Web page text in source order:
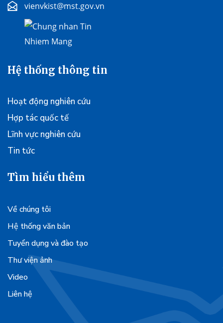
vienvkist@mst.gov.vn
Hệ thống thông tin
Hoạt động nghiên cứu
Hợp tác quốc tế
Lĩnh vực nghiên cứu
Tin tức
Tìm hiểu thêm
Về chúng tôi
Hệ thống văn bản
Tuyển dụng và đào tạo
Thư viện ảnh
Video
Liên hệ